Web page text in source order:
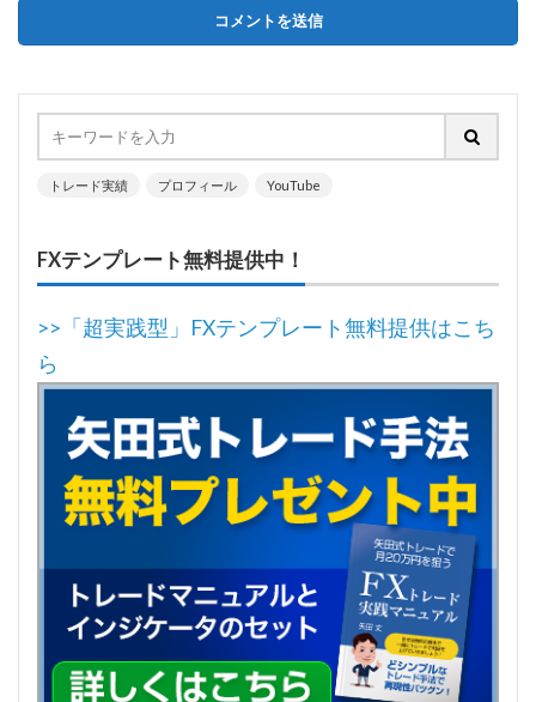
トレード実績 プロフィール YouTube
FXテンプレート無料提供中！
>>「超実践型」FXテンプレート無料提供はこち
ら